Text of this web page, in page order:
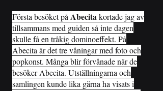
Första besöket på Abecitakortade jag av
tillsammans med guiden så inte dagen
skulle få en tråkig dominoeffekt. På
Abecita är det tre våningar med foto och
popkonst. Många blir förvånade när de
besöker Abecita. Utställningarna och
samlingen kunde lika gärna ha visats i